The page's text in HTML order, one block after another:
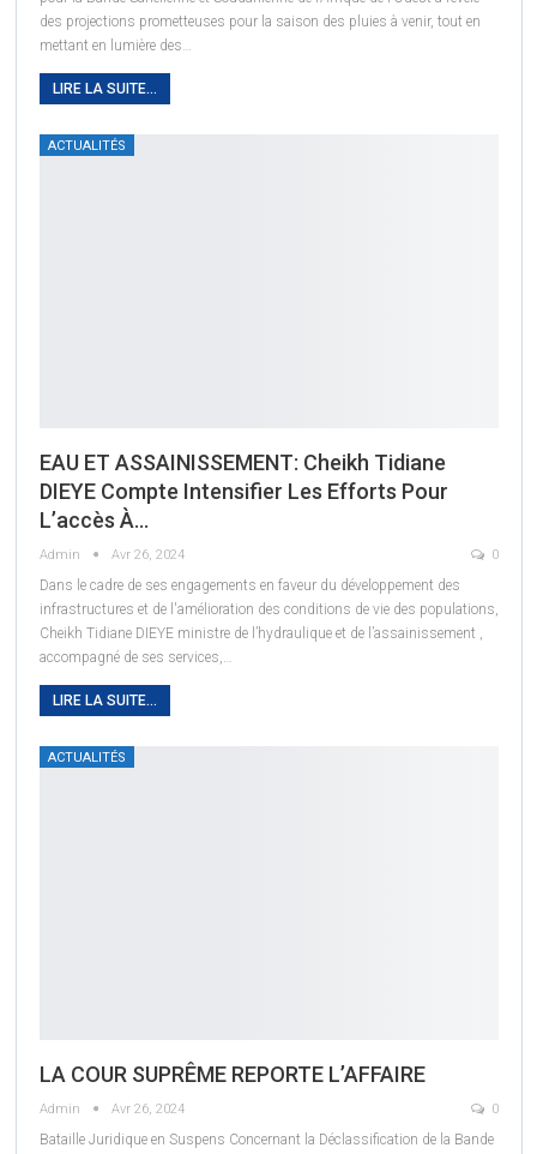
des projections prometteuses pour la saison des pluies à venir, tout en
mettant en lumière des…
LIRE LA SUITE...
ACTUALITÉS
EAU ET ASSAINISSEMENT: Cheikh Tidiane
DIEYE Compte Intensifier Les Efforts Pour
L’accès À…
Admin Avr 26, 2024 0
Dans le cadre de ses engagements en faveur du développement des
infrastructures et de l'amélioration des conditions de vie des populations,
Cheikh Tidiane DIEYE ministre de l’hydraulique et de l’assainissement ,
accompagné de ses services,…
LIRE LA SUITE...
ACTUALITÉS
LA COUR SUPRÊME REPORTE L’AFFAIRE
Admin Avr 26, 2024 0
Bataille Juridique en Suspens Concernant la Déclassification de la Bande